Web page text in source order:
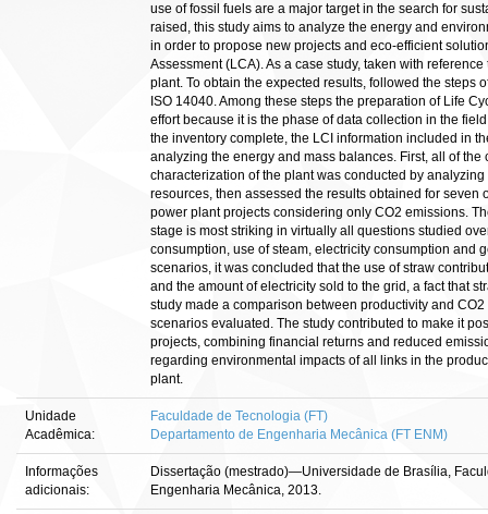
use of fossil fuels are a major target in the search for
raised, this study aims to analyze the energy and
in order to propose new projects and eco-efficient
Assessment (LCA). As a case study, taken with
plant. To obtain the expected results, followed the steps
ISO 14040. Among these steps the preparation of Life
effort because it is the phase of data collection in the
the inventory complete, the LCI information included in
analyzing the energy and mass balances. First, all of
characterization of the plant was conducted by
resources, then assessed the results obtained for seven
power plant projects considering only CO2 emissions.
stage is most striking in virtually all questions studied
consumption, use of steam, electricity consumption and
scenarios, it was concluded that the use of straw
and the amount of electricity sold to the grid, a fact that
study made a comparison between productivity and
scenarios evaluated. The study contributed to make it
projects, combining financial returns and reduced
regarding environmental impacts of all links in the
plant.
Unidade
Acadêmica:
Faculdade de Tecnologia (FT)
Departamento de Engenharia Mecânica (FT ENM)
Informações
adicionais:
Dissertação (mestrado)—Universidade de Brasília,
Engenharia Mecânica, 2013.